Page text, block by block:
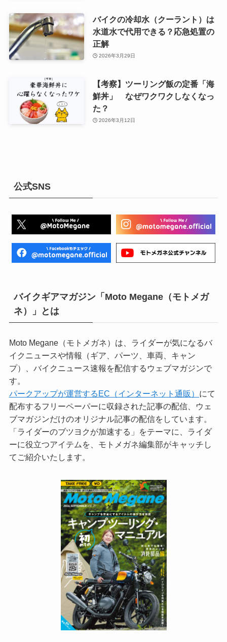
バイクの冷却水（クーラント）は
水道水で代用できる？応急処置の
正解
2026年3月29日
【考察】ツーリング飯の定番「海
鮮丼」 なぜワクワクしなくなっ
た？
2026年3月12日
公式SNS
バイクギアマガジン「Moto Megane（モトメガ
ネ）」とは
Moto Megane（モトメガネ）は、ライダーが気になるバ
イクニュースや情報（ギア、パーツ、車両、キャン
プ）、バイクニュース速報を配信するウェブマガジンで
す。
パークアップが運営するEC（インターネット通販） にて
配布するフリーペーパーに収録された記事の配信、ウェ
ブマガジンだけのオリジナル記事の配信をしています。
「ライダーのブツヨクが加速する」をテーマに、ライダ
ーに役立つアイテムを、モトメガネ編集部がキャッチし
てご紹介いたします。